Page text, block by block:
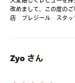
改めまして、この度の
店 プレジール スタッ
Zyo さん